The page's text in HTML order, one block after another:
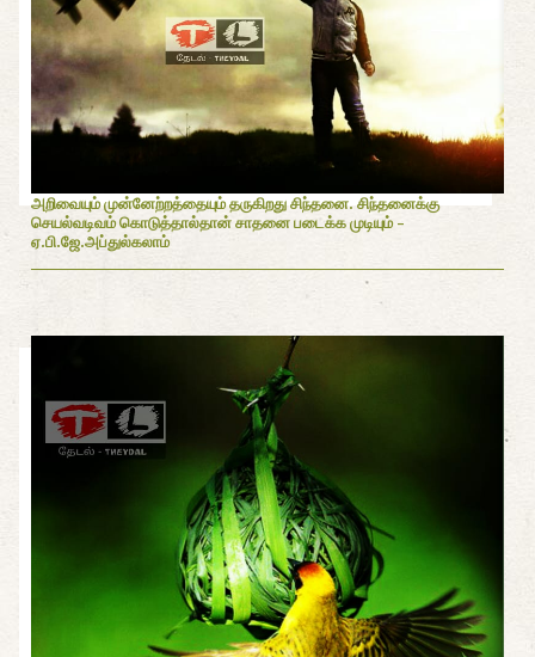
அறிவையும் முன்னேற்றத்தையும் தருகிறது சிந்தனை. சிந்தனைக்கு
செயல்வடிவம் கொடுத்தால்தான் சாதனை படைக்க முடியும் -
ஏ.பி.ஜே.அப்துல்கலாம்